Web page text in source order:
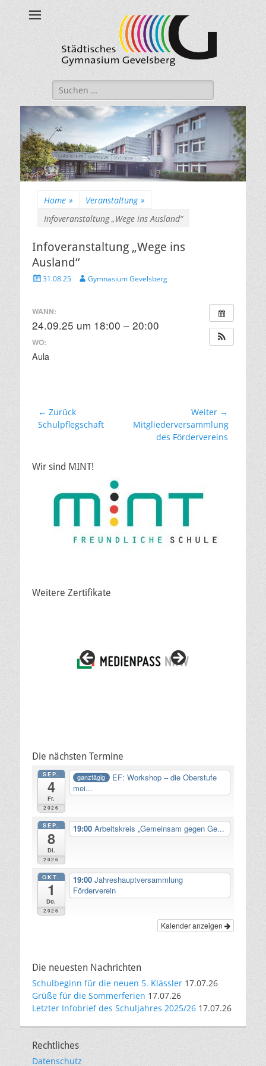
Städtisches
Gymnasium
Gevelsberg
Suche
nach:
Home » Veranstaltung »
Infoveranstaltung „Wege ins Ausland“
Infoveranstaltung „Wege ins
Ausland“
Veröffentlicht
31.08.25 AutorGymnasium Gevelsberg
WANN:
24.09.25 um 18:00 – 20:00
WO:
Aula
Beitragsnavigation
← Zurück
Vorheriger
Schulpflegschaft
Weiter →
Nächster
Beitrag:
Mitgliederversammlung
des Fördervereins
Wir sind MINT!
Weitere Zertifikate
Die nächsten Termine
SEP.
4
Fr.
2026
ganztägig
EF: Workshop – die Oberstufe
mei...
SEP.
8
Di.
2026
19:00 Arbeitskreis „Gemeinsam gegen Ge...
OKT.
1
Do.
2026
19:00 Jahreshauptversammlung
Förderverein
Kalender anzeigen
Die neuesten Nachrichten
Schulbeginn für die neuen 5. Klässler 17.07.26
Grüße für die Sommerferien 17.07.26
Letzter Infobrief des Schuljahres 2025/26 17.07.26
Rechtliches
Datenschutz